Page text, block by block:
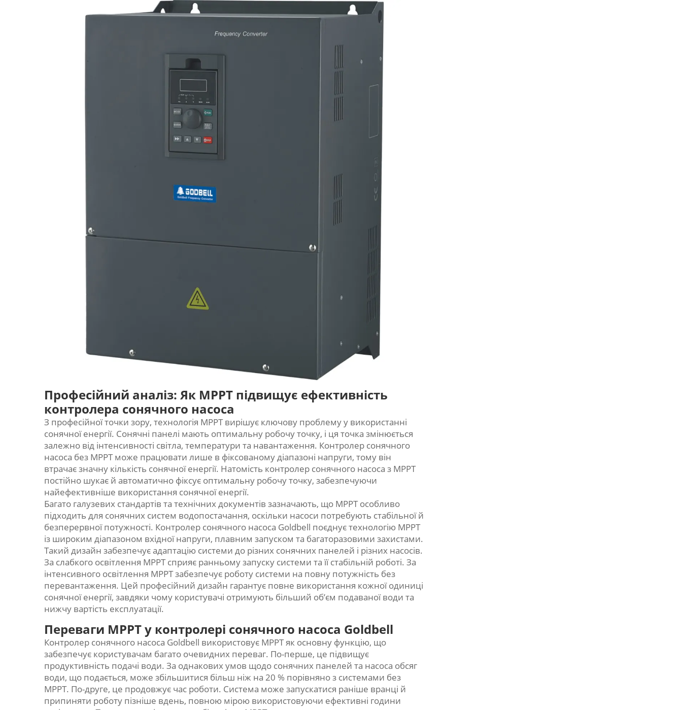
Професійний аналіз: Як MPPT підвищує ефективність
контролера сонячного насоса
З професійної точки зору, технологія MPPT вирішує ключову проблему у використанні
сонячної енергії. Сонячні панелі мають оптимальну робочу точку, і ця точка змінюється
залежно від інтенсивності світла, температури та навантаження. Контролер сонячного
насоса без MPPT може працювати лише в фіксованому діапазоні напруги, тому він
втрачає значну кількість сонячної енергії. Натомість контролер сонячного насоса з MPPT
постійно шукає й автоматично фіксує оптимальну робочу точку, забезпечуючи
найефективніше використання сонячної енергії.
Багато галузевих стандартів та технічних документів зазначають, що MPPT особливо
підходить для сонячних систем водопостачання, оскільки насоси потребують стабільної й
безперервної потужності. Контролер сонячного насоса Goldbell поєднує технологію MPPT
із широким діапазоном вхідної напруги, плавним запуском та багаторазовими захистами.
Такий дизайн забезпечує адаптацію системи до різних сонячних панелей і різних насосів.
За слабкого освітлення MPPT сприяє ранньому запуску системи та її стабільній роботі. За
інтенсивного освітлення MPPT забезпечує роботу системи на повну потужність без
перевантаження. Цей професійний дизайн гарантує повне використання кожної одиниці
сонячної енергії, завдяки чому користувачі отримують більший об’єм подаваної води та
нижчу вартість експлуатації.
Переваги MPPT у контролері сонячного насоса Goldbell
Контролер сонячного насоса Goldbell використовує MPPT як основну функцію, що
забезпечує користувачам багато очевидних переваг. По-перше, це підвищує
продуктивність подачі води. За однакових умов щодо сонячних панелей та насоса обсяг
води, що подається, може збільшитися більш ніж на 20 % порівняно з системами без
MPPT. По-друге, це продовжує час роботи. Система може запускатися раніше вранці й
припиняти роботу пізніше вдень, повною мірою використовуючи ефективні години